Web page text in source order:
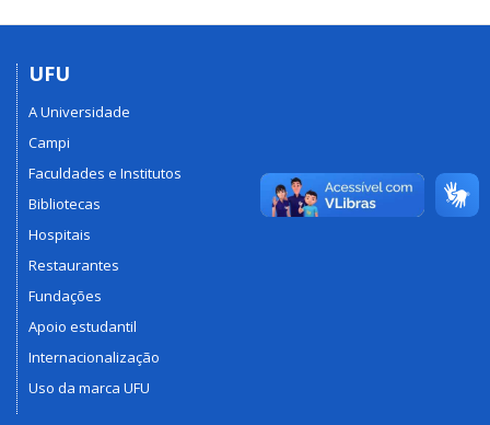
UFU
A Universidade
Campi
Faculdades e Institutos
Bibliotecas
Hospitais
Restaurantes
Fundações
Apoio estudantil
Internacionalização
Uso da marca UFU